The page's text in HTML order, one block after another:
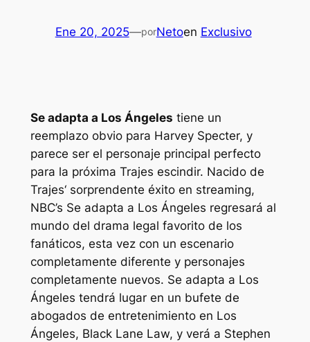
Ene 20, 2025—porNetoen Exclusivo
Se adapta a Los Ángeles tiene un
reemplazo obvio para Harvey Specter, y
parece ser el personaje principal perfecto
para la próxima Trajes escindir. Nacido de
Trajes‘ sorprendente éxito en streaming,
NBC’s Se adapta a Los Ángeles regresará al
mundo del drama legal favorito de los
fanáticos, esta vez con un escenario
completamente diferente y personajes
completamente nuevos. Se adapta a Los
Ángeles tendrá lugar en un bufete de
abogados de entretenimiento en Los
Ángeles, Black Lane Law, y verá a Stephen